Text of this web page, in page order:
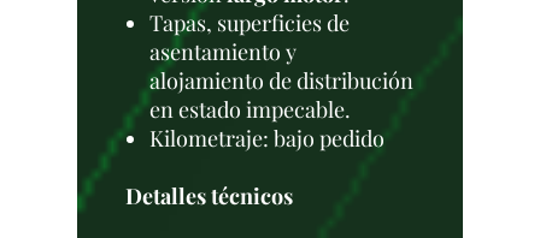
Tapas, superficies de
asentamiento y
alojamiento de distribución
en estado impecable.
Kilometraje: bajo pedido
Detalles técnicos